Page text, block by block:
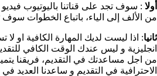
أولا : سوف تجد على قناتنا باليوتيوب
من الألف إلى الياء، باتباع الخطوات
ثانيا: اذا ليست لديك المهارة الكافية او لا
انجليزية و ليس عندك الوقت الكافي
من اجل مساعدتك في التقديم، فريقنا يتميز
الاحترافية في التقديم و ساعدنا